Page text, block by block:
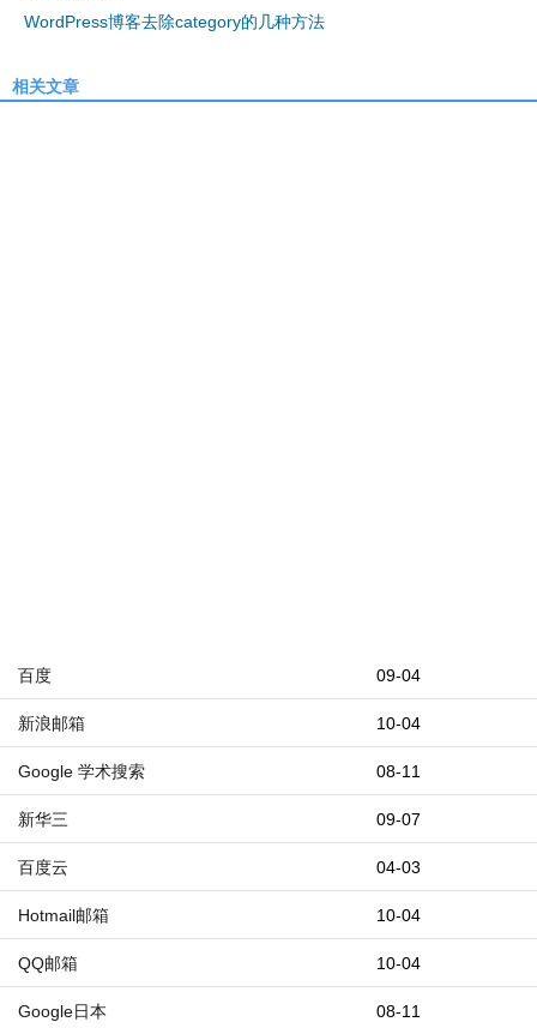
WordPress博客去除category的几种方法
相关文章
09-04
百度
10-04
新浪邮箱
08-11
Google 学术搜索
09-07
新华三
04-03
百度云
10-04
Hotmail邮箱
10-04
QQ邮箱
08-11
Google日本